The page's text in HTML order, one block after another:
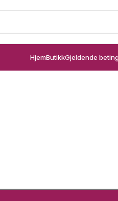
HjemButikkGjeldende